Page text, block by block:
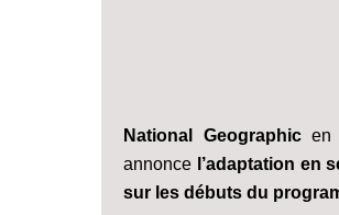
National Geographicen
annonce l’adaptation en
sur les débuts du